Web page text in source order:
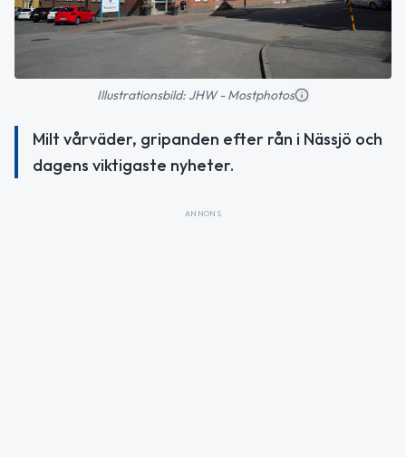
Illustrationsbild: JHW - Mostphotos
Milt vårväder, gripanden efter rån i Nässjö och
dagens viktigaste nyheter.
ANNONS